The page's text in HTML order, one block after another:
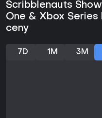
Tryby gry
W trybie Showdown bierze
graczy lub mieszanka
karty, które wpływają na
Tryb skupia się na grze
Scribblenauts
One & Xbox Series
ceny
7D 1M 3M